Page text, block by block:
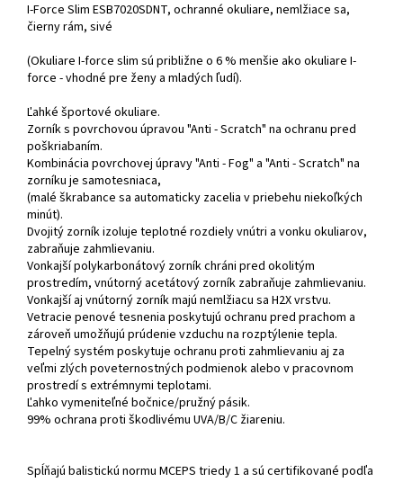
I-Force Slim ESB7020SDNT, ochranné okuliare, nemlžiace sa,
čierny rám, sivé
(Okuliare I-force slim sú približne o 6 % menšie ako okuliare I-
force - vhodné pre ženy a mladých ľudí).
Ľahké športové okuliare.
Zorník s povrchovou úpravou "Anti - Scratch" na ochranu pred
poškriabaním.
Kombinácia povrchovej úpravy "Anti - Fog" a "Anti - Scratch" na
zorníku je samotesniaca,
(malé škrabance sa automaticky zacelia v priebehu niekoľkých
minút).
Dvojitý zorník izoluje teplotné rozdiely vnútri a vonku okuliarov,
zabraňuje zahmlievaniu.
Vonkajší polykarbonátový zorník chráni pred okolitým
prostredím, vnútorný acetátový zorník zabraňuje zahmlievaniu.
Vonkajší aj vnútorný zorník majú nemlžiacu sa H2X vrstvu.
Vetracie penové tesnenia poskytujú ochranu pred prachom a
zároveň umožňujú prúdenie vzduchu na rozptýlenie tepla.
Tepelný systém poskytuje ochranu proti zahmlievaniu aj za
veľmi zlých poveternostných podmienok alebo v pracovnom
prostredí s extrémnymi teplotami.
Ľahko vymeniteľné bočnice/pružný pásik.
99% ochrana proti škodlivému UVA/B/C žiareniu.
Spĺňajú balistickú normu MCEPS triedy 1 a sú certifikované podľa